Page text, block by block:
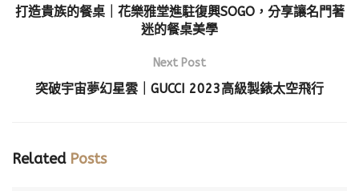
打造貴族的餐桌｜花樂雅堂進駐復興SOGO，分享讓名門著
迷的餐桌美學
Next Post
突破宇宙夢幻星雲｜GUCCI 2023高級製錶太空飛行
RelatedPosts